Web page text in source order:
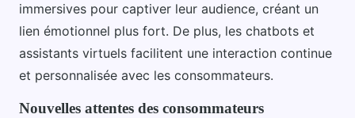
immersives pour captiver leur audience, créant un
lien émotionnel plus fort. De plus, les chatbots et
assistants virtuels facilitent une interaction continue
et personnalisée avec les consommateurs.
Nouvelles attentes des consommateurs